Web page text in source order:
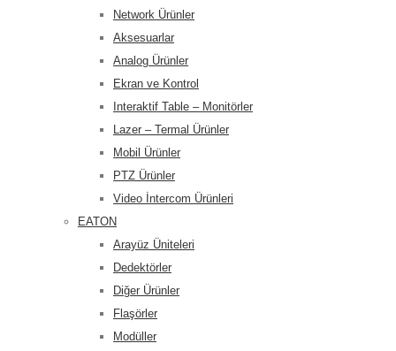
Network Ürünler
Aksesuarlar
Analog Ürünler
Ekran ve Kontrol
Interaktif Table – Monitörler
Lazer – Termal Ürünler
Mobil Ürünler
PTZ Ürünler
Video İntercom Ürünleri
EATON
Arayüz Üniteleri
Dedektörler
Diğer Ürünler
Flaşörler
Modüller